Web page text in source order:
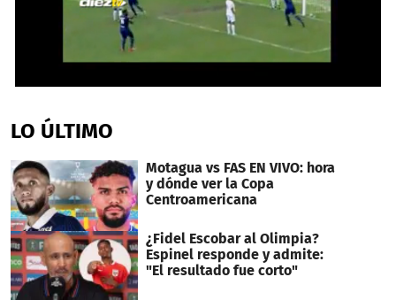
of
1
13
seconds
LO ÚLTIMO
Motagua vs FAS EN VIVO: hora
y dónde ver la Copa
Centroamericana
¿Fidel Escobar al Olimpia?
Espinel responde y admite:
"El resultado fue corto"